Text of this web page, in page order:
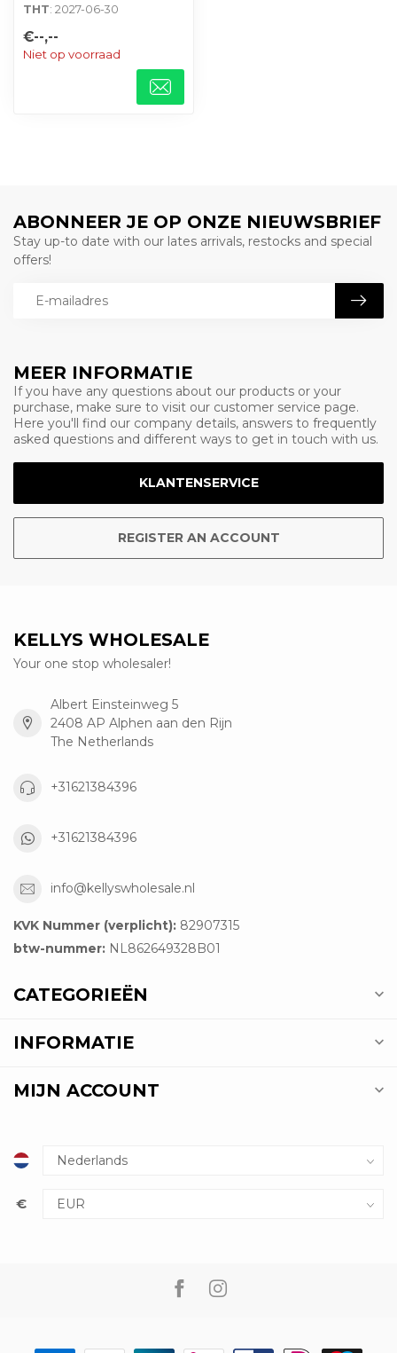
THT: 2027-06-30
€--,--
Niet op voorraad
MEER INFORMATIE
If you have any questions about our products or your
purchase, make sure to visit our customer service page.
Here you'll find our company details, answers to frequently
asked questions and different ways to get in touch with us.
KLANTENSERVICE
REGISTER AN ACCOUNT
ABONNEER JE OP ONZE NIEUWSBRIEF
Stay up-to date with our lates arrivals, restocks and special
offers!
KELLYS WHOLESALE
Your one stop wholesaler!
Albert Einsteinweg 5
2408 AP Alphen aan den Rijn
The Netherlands
+31621384396
+31621384396
info@kellyswholesale.nl
KVK Nummer (verplicht): 82907315
btw-nummer: NL862649328B01
CATEGORIEËN
INFORMATIE
MIJN ACCOUNT
€